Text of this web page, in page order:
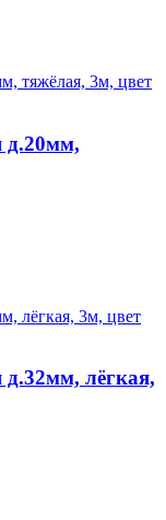
д.20мм,
лёгкая,